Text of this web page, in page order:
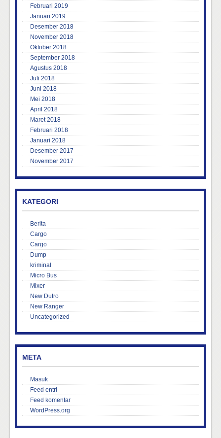
Februari 2019
Januari 2019
Desember 2018
November 2018
Oktober 2018
September 2018
Agustus 2018
Juli 2018
Juni 2018
Mei 2018
April 2018
Maret 2018
Februari 2018
Januari 2018
Desember 2017
November 2017
KATEGORI
Berita
Cargo
Cargo
Dump
kriminal
Micro Bus
Mixer
New Dutro
New Ranger
Uncategorized
META
Masuk
Feed entri
Feed komentar
WordPress.org